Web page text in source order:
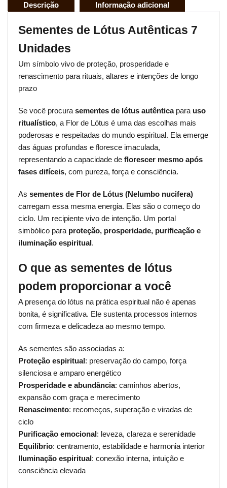
Descrição Informação adicional
Sementes de Lótus Autênticas 7
Unidades
Um símbolo vivo de proteção, prosperidade e
renascimento para rituais, altares e intenções de longo
prazo
Se você procurasementes de lótus autênticapara uso
ritualístico, a Flor de Lótus é uma das escolhas mais
poderosas e respeitadas do mundo espiritual. Ela emerge
das águas profundas e floresce imaculada,
representando a capacidade de florescer mesmo após
fases difíceis, com pureza, força e consciência.
As sementes de Flor de Lótus (Nelumbo nucifera)
carregam essa mesma energia. Elas são o começo do
ciclo. Um recipiente vivo de intenção. Um portal
simbólico para proteção, prosperidade, purificação e
iluminação espiritual.
O que as sementes de lótus
podem proporcionar a você
A presença do lótus na prática espiritual não é apenas
bonita, é significativa. Ele sustenta processos internos
com firmeza e delicadeza ao mesmo tempo.
As sementes são associadas a:
Proteção espiritual: preservação do campo, força
silenciosa e amparo energético
Prosperidade e abundância: caminhos abertos,
expansão com graça e merecimento
Renascimento: recomeços, superação e viradas de
ciclo
Purificação emocional: leveza, clareza e serenidade
Equilíbrio: centramento, estabilidade e harmonia interior
Iluminação espiritual: conexão interna, intuição e
consciência elevada